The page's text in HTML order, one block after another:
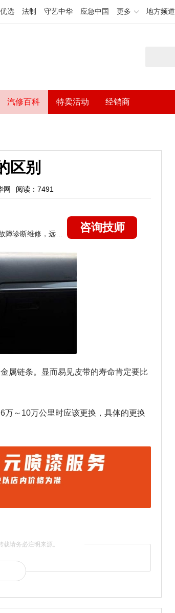
优选 法制 守艺中华 应急中国 更多 地方频道
汽修百科 特卖活动 经销商
区别
网 阅读：7491
咨询技师
属链条。显而易见皮带的寿命肯定要比
万～10万公里时应该更换，具体的更换
请务必注明来源。